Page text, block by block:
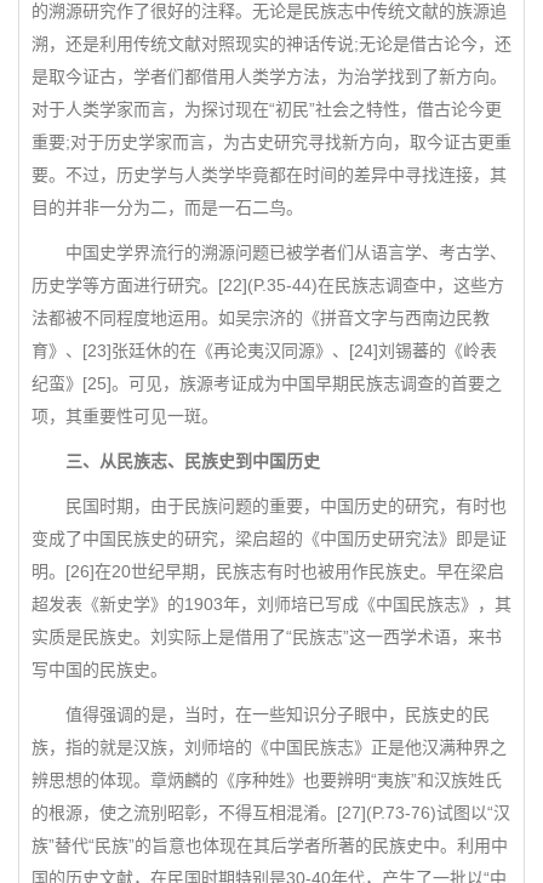
的溯源研究作了很好的注释。无论是民族志中传统文献的族源追
溯，还是利用传统文献对照现实的神话传说;无论是借古论今，还
是取今证古，学者们都借用人类学方法，为治学找到了新方向。
对于人类学家而言，为探讨现在“初民”社会之特性，借古论今更
重要;对于历史学家而言，为古史研究寻找新方向，取今证古更重
要。不过，历史学与人类学毕竟都在时间的差异中寻找连接，其
目的并非一分为二，而是一石二鸟。
中国史学界流行的溯源问题已被学者们从语言学、考古学、
历史学等方面进行研究。[22](P.35-44)在民族志调查中，这些方
法都被不同程度地运用。如吴宗济的《拼音文字与西南边民教
育》、[23]张廷休的在《再论夷汉同源》、[24]刘锡蕃的《岭表
纪蛮》[25]。可见，族源考证成为中国早期民族志调查的首要之
项，其重要性可见一斑。
三、从民族志、民族史到中国历史
民国时期，由于民族问题的重要，中国历史的研究，有时也
变成了中国民族史的研究，梁启超的《中国历史研究法》即是证
明。[26]在20世纪早期，民族志有时也被用作民族史。早在梁启
超发表《新史学》的1903年，刘师培已写成《中国民族志》，其
实质是民族史。刘实际上是借用了“民族志”这一西学术语，来书
写中国的民族史。
值得强调的是，当时，在一些知识分子眼中，民族史的民
族，指的就是汉族，刘师培的《中国民族志》正是他汉满种界之
辨思想的体现。章炳麟的《序种姓》也要辨明“夷族”和汉族姓氏
的根源，使之流别昭彰，不得互相混淆。[27](P.73-76)试图以“汉
族”替代“民族”的旨意也体现在其后学者所著的民族史中。利用中
国的历史文献，在民国时期特别是30-40年代，产生了一批以“中